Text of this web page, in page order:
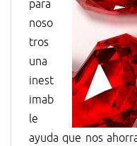
para
noso
tros
una
inest
imab
le
ayuda que nos